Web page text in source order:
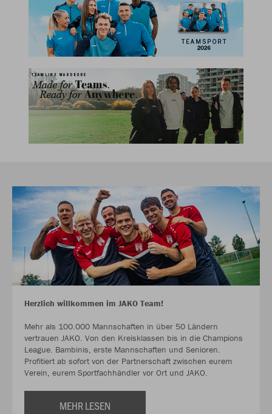
Herzlich willkommen im JAKO Team!
Mehr als 100.000 Mannschaften in über 50 Ländern
vertrauen JAKO. Von den Kreisklassen bis in die Champions
League. Bambinis, erste Mannschaften und Senioren.
Profitiert ab sofort von der Partnerschaft zwischen eurem
Verein, eurem Sportfachhändler vor Ort und JAKO.
MEHR LESEN